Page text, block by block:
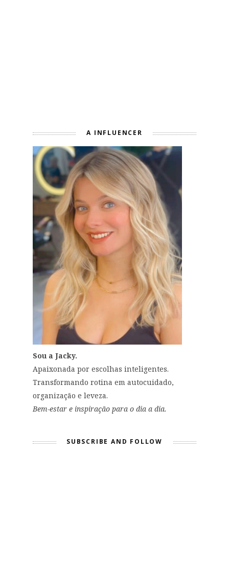
A INFLUENCER
Sou a Jacky.
Apaixonada por escolhas inteligentes.
Transformando rotina em autocuidado,
organização e leveza.
Bem-estar e inspiração para o dia a dia.
SUBSCRIBE AND FOLLOW